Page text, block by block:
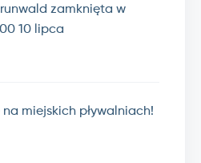
zamknięta w
10 lipca
miejskich pływalniach!